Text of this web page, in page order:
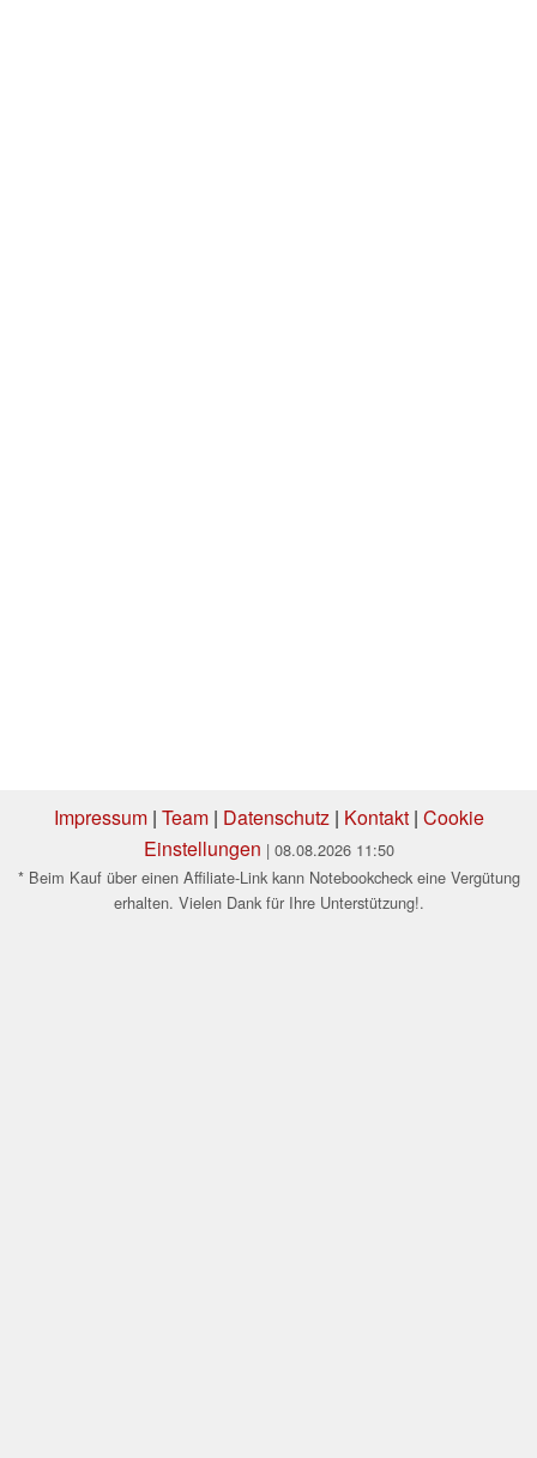
Impressum| Team| Datenschutz| Kontakt| Cookie
Einstellungen | 08.08.2026 11:50
* Beim Kauf über einen Affiliate-Link kann Notebookcheck eine Vergütung
erhalten. Vielen Dank für Ihre Unterstützung!.